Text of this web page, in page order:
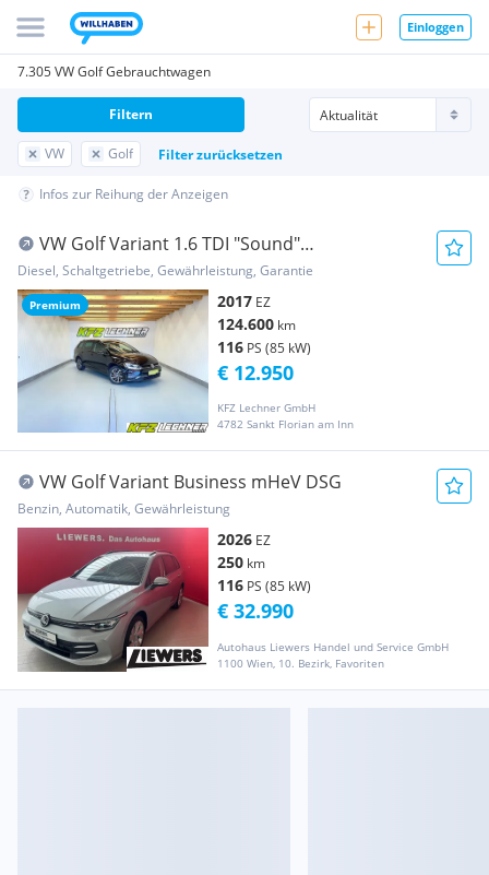
Einloggen
7.305 VW Golf Gebrauchtwagen
VW Golf Filter zurücksetzen
Filtern
Infos zur Reihung der Anzeigen
Premium
VW Golf Variant 1.6 TDI "Sound"
AHK*NAVI*SITZH
Diesel, Schaltgetriebe, Gewährleistung, Garantie
2017 EZ
124.600 km
116 PS (85 kW)
KFZ Lechner GmbH
4782 Sankt Florian am Inn
€ 12.950
VW Golf Variant Business mHeV DSG
Benzin, Automatik, Gewährleistung
2026 EZ
250 km
116 PS (85 kW)
Autohaus Liewers Handel und Service GmbH
1100 Wien, 10. Bezirk, Favoriten
€ 32.990